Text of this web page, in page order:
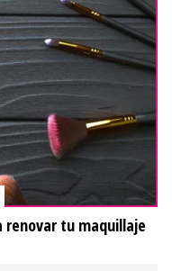
renovar tu maquillaje